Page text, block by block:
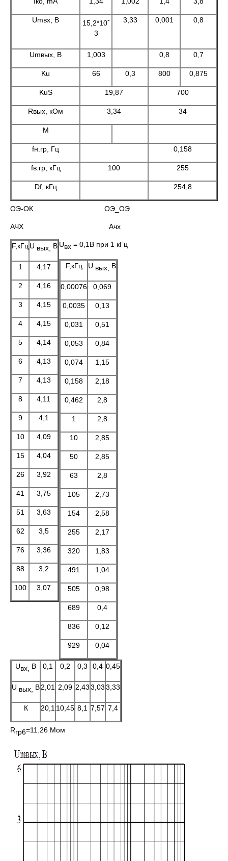
Umвх, В 15,2*10-
3
3,33 0,001 0,8
Umвых, В 1,003 0,8 0,7
Ku 66 0,3 800 0,875
KuS 19,87 700
Rвых, кОм 3,34 34
М
fн.гр, Гц 0,158
fв.гр, кГц 100 255
Df, кГц 254,8
ОЭ-ОК ОЭ_ОЭ
АЧХ Ачх
F,кГц U вых, В
1 4,17
2 4,16
3 4,15
4 4,15
5 4,14
6 4,13
7 4,13
8 4,11
9 4,1
10 4,09
15 4,04
26 3,92
41 3,75
51 3,63
62 3,5
76 3,36
88 3,2
100 3,07
Uвх = 0,1В при 1 кГц
F,кГц U вых, В
0,00076 0,069
0,0035 0,13
0,031 0,51
0,053 0,84
0,074 1,15
0,158 2,18
0,462 2,8
1 2,8
10 2,85
50 2,85
63 2,8
105 2,73
154 2,58
255 2,17
320 1,83
491 1,04
505 0,98
689 0,4
836 0,12
929 0,04
Uвх, В 0,1 0,2 0,3 0,4 0,45
U вых, В2,01 2,09 2,433,033,33
К 20,1 10,45 8,1 7,57 7,4
Rrp6=11.26 Мом